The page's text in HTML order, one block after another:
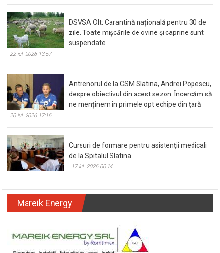
DSVSA Olt: Carantină națională pentru 30 de
zile. Toate mișcările de ovine și caprine sunt
suspendate
22 iul. 2026 13:57
Antrenorul de la CSM Slatina, Andrei Popescu,
despre obiectivul din acest sezon: Încercăm să
ne menținem în primele opt echipe din țară
20 iul. 2026 17:16
Cursuri de formare pentru asistenții medicali
de la Spitalul Slatina
17 iul. 2026 00:14
Mareik Energy